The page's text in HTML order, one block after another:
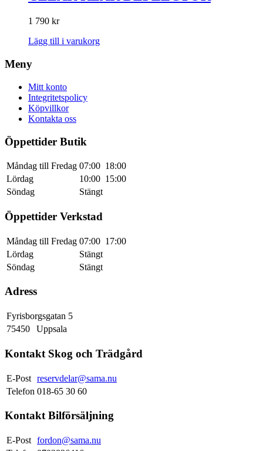
1 790 kr
Lägg till i varukorg
Meny
Mitt konto
Integritetspolicy
Köpvillkor
Kontakta oss
Öppettider Butik
Måndag till Fredag 07:00 18:00
Lördag
10:00 15:00
Söndag
Stängt
Öppettider Verkstad
Måndag till Fredag 07:00 17:00
Lördag
Stängt
Söndag
Stängt
Adress
Fyrisborgsgatan 5
75450
Uppsala
Kontakt Skog och Trädgård
E-Post reservdelar@sama.nu
Telefon 018-65 30 60
Kontakt Bilförsäljning
E-Post fordon@sama.nu